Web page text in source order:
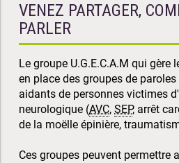
VENEZ PARTAGER,
PARLER
Le groupe U.G.E.C.A.M qui gère
en place des groupes de
aidants de personnes victimes
neurologique (AVC, SEP, arrêt
de la moëlle épinière,
Ces groupes peuvent permettre